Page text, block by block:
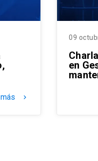
keyboard_arrow_right
09
en